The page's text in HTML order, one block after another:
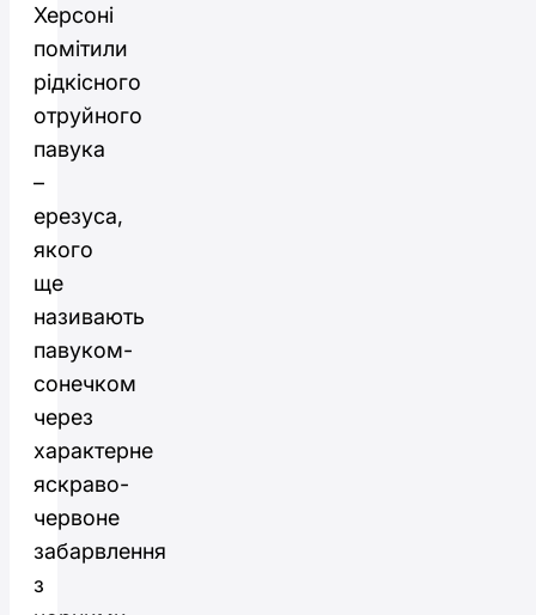
Херсоні
помітили
рідкісного
отруйного
павука
–
ерезуса,
якого
ще
називають
павуком-
сонечком
через
характерне
яскраво-
червоне
забарвлення
з